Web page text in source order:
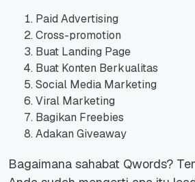
Paid Advertising
Cross-promotion
Buat Landing Page
Buat Konten Berkualitas
Social Media Marketing
Viral Marketing
Bagikan Freebies
Adakan Giveaway
Bagaimana sahabat Qwords?